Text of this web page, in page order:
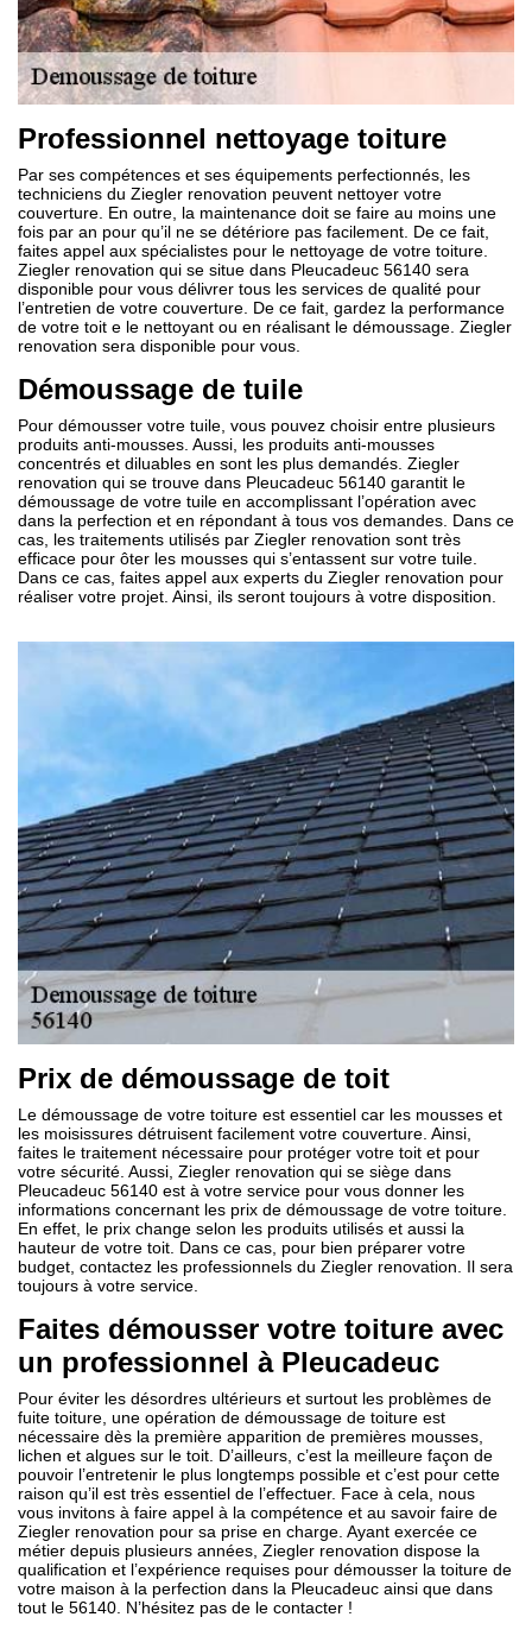
Professionnel nettoyage toiture
Par ses compétences et ses équipements perfectionnés, les
techniciens du Ziegler renovation peuvent nettoyer votre
couverture. En outre, la maintenance doit se faire au moins une
fois par an pour qu’il ne se détériore pas facilement. De ce fait,
faites appel aux spécialistes pour le nettoyage de votre toiture.
Ziegler renovation qui se situe dans Pleucadeuc 56140 sera
disponible pour vous délivrer tous les services de qualité pour
l’entretien de votre couverture. De ce fait, gardez la performance
de votre toit e le nettoyant ou en réalisant le démoussage. Ziegler
renovation sera disponible pour vous.
Démoussage de tuile
Pour démousser votre tuile, vous pouvez choisir entre plusieurs
produits anti-mousses. Aussi, les produits anti-mousses
concentrés et diluables en sont les plus demandés. Ziegler
renovation qui se trouve dans Pleucadeuc 56140 garantit le
démoussage de votre tuile en accomplissant l’opération avec
dans la perfection et en répondant à tous vos demandes. Dans ce
cas, les traitements utilisés par Ziegler renovation sont très
efficace pour ôter les mousses qui s’entassent sur votre tuile.
Dans ce cas, faites appel aux experts du Ziegler renovation pour
réaliser votre projet. Ainsi, ils seront toujours à votre disposition.
Prix de démoussage de toit
Le démoussage de votre toiture est essentiel car les mousses et
les moisissures détruisent facilement votre couverture. Ainsi,
faites le traitement nécessaire pour protéger votre toit et pour
votre sécurité. Aussi, Ziegler renovation qui se siège dans
Pleucadeuc 56140 est à votre service pour vous donner les
informations concernant les prix de démoussage de votre toiture.
En effet, le prix change selon les produits utilisés et aussi la
hauteur de votre toit. Dans ce cas, pour bien préparer votre
budget, contactez les professionnels du Ziegler renovation. Il sera
toujours à votre service.
Faites démousser votre toiture avec
un professionnel à Pleucadeuc
Pour éviter les désordres ultérieurs et surtout les problèmes de
fuite toiture, une opération de démoussage de toiture est
nécessaire dès la première apparition de premières mousses,
lichen et algues sur le toit. D’ailleurs, c’est la meilleure façon de
pouvoir l’entretenir le plus longtemps possible et c’est pour cette
raison qu’il est très essentiel de l’effectuer. Face à cela, nous
vous invitons à faire appel à la compétence et au savoir faire de
Ziegler renovation pour sa prise en charge. Ayant exercée ce
métier depuis plusieurs années, Ziegler renovation dispose la
qualification et l’expérience requises pour démousser la toiture de
votre maison à la perfection dans la Pleucadeuc ainsi que dans
tout le 56140. N’hésitez pas de le contacter !